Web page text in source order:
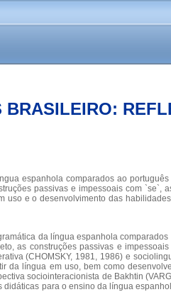
espanhola comparados ao
passivas e impessoais com `se`,
e o desenvolvimento das
da língua espanhola
as construções passivas e
(CHOMSKY, 1981, 1986) e
língua em uso, bem como
sociointeracionista de Bakhtin
para o ensino da língua